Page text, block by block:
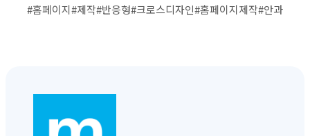
#홈페이지#제작#반응형#크로스디자인#홈페이지제작#안과